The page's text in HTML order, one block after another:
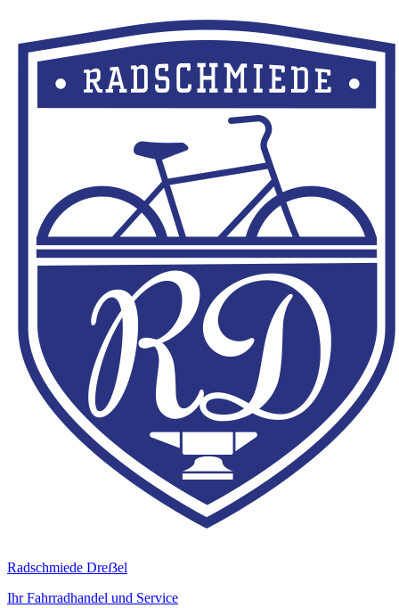
Radschmiede Dreẞel
Ihr Fahrradhandel und Service